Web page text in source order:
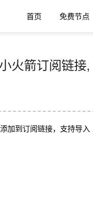
首页 免费节点
火箭订阅链接,
加到订阅链接，支持导入